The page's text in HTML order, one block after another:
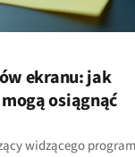
ekranu: jak
osiągnąć
widzącego